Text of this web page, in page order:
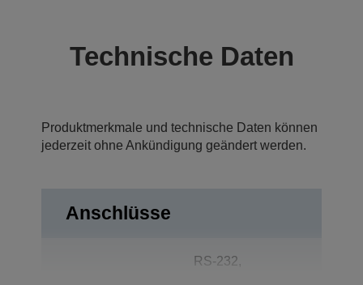
Technische Daten
Produktmerkmale und technische Daten können
jederzeit ohne Ankündigung geändert werden.
Anschlüsse
RS-232,